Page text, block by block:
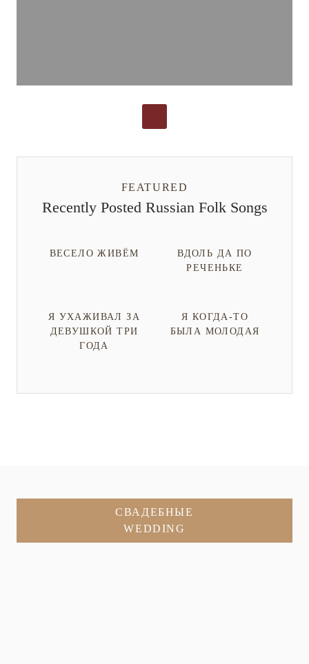
FEATURED
Recently Posted Russian Folk Songs
ВЕСЕЛО ЖИВЁМ
ВДОЛЬ ДА ПО
РЕЧЕНЬКЕ
Я УХАЖИВАЛ ЗА
ДЕВУШКОЙ ТРИ
ГОДА
Я КОГДА-ТО
БЫЛА МОЛОДАЯ
СВАДЕБНЫЕ
WEDDING